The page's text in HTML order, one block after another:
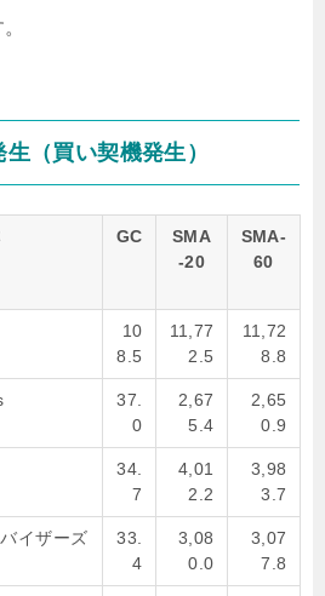
（買い契機発生）
GC
SMA
-20
SMA-
60
10
8.5
11,77
2.5
11,72
8.8
37.
0
2,67
5.4
2,65
0.9
34.
7
4,01
2.2
3,98
3.7
イザーズ
33.
4
3,08
0.0
3,07
7.8